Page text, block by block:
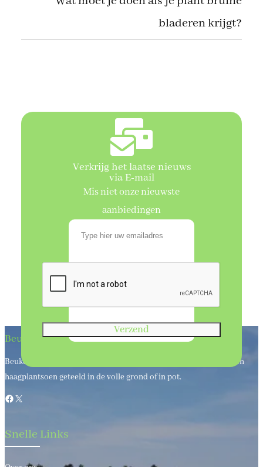
bladeren krijgt?
Verkrijg het laatse nieuws
via E-mail
Mis niet onze nieuwste
aanbiedingen
Verzend
Beukenhaagkwekerij
Beukenhaagkwekerij al meer dan 50 jaar uw leverancier van bos en
haagplantsoen geteeld in de volle grond of in pot.
Facebook
X
Snelle Links